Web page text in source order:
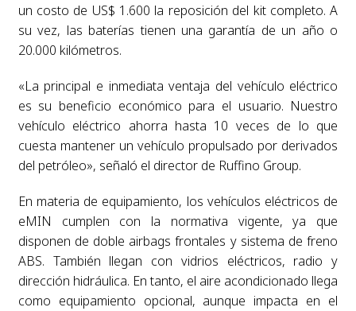
un costo de US$ 1.600 la reposición del kit completo. A
su vez, las baterías tienen una garantía de un año o
20.000 kilómetros.
«La principal e inmediata ventaja del vehículo eléctrico
es su beneficio económico para el usuario. Nuestro
vehículo eléctrico ahorra hasta 10 veces de lo que
cuesta mantener un vehículo propulsado por derivados
del petróleo», señaló el director de Ruffino Group.
En materia de equipamiento, los vehículos eléctricos de
eMIN cumplen con la normativa vigente, ya que
disponen de doble airbags frontales y sistema de freno
ABS. También llegan con vidrios eléctricos, radio y
dirección hidráulica. En tanto, el aire acondicionado llega
como equipamiento opcional, aunque impacta en el